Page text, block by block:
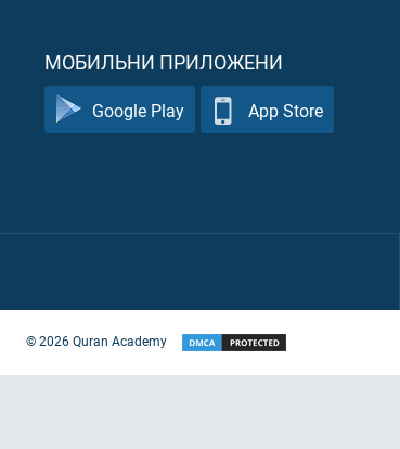
МОБИЛЬНИ ПРИЛОЖЕНИ
Google Play App Store
©2026Quran Academy